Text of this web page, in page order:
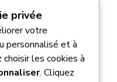
données en ligne
mobiles
les marques
demandent
privée
votre
personnalisé et à
les cookies à
. Cliquez